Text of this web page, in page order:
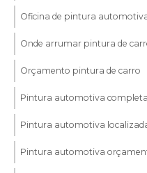
Oficina de pintura
Onde arrumar pintura de
Orçamento pintura de carro
Pintura automotiva completa
Pintura automotiva
Pintura automotiva